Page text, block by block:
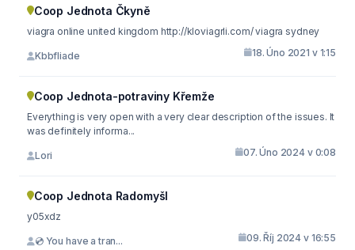
Coop Jednota Čkyně
viagra online united kingdom http://kloviagrli.com/ viagra sydney
Kbbfliade 18. Úno 2021 v 1:15
Coop Jednota-potraviny Křemže
Everything is very open with a very clear description of the issues. It
was definitely informa...
Lori 07. Úno 2024 v 0:08
Coop Jednota Radomyšl
y05xdz
💿 You have a tran... 09. Říj 2024 v 16:55